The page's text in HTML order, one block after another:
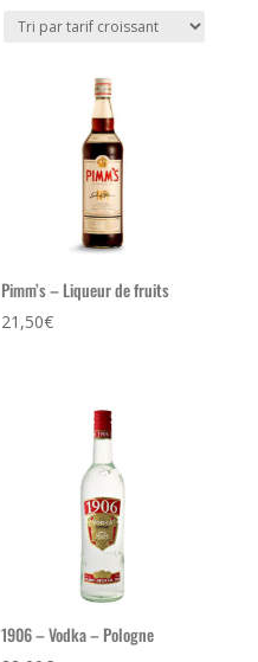
prix
Pimm’s – Liqueur de fruits
21,50€
1906 – Vodka – Pologne